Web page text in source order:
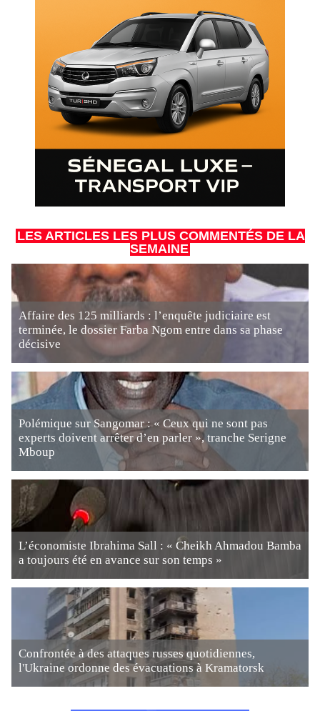
LES ARTICLES LES PLUS COMMENTÉS DE LA
SEMAINE
Affaire des 125 milliards : l’enquête judiciaire est
terminée, le dossier Farba Ngom entre dans sa phase
décisive
Polémique sur Sangomar : « Ceux qui ne sont pas
experts doivent arrêter d’en parler », tranche Serigne
Mboup
L’économiste Ibrahima Sall : « Cheikh Ahmadou Bamba
a toujours été en avance sur son temps »
Confrontée à des attaques russes quotidiennes,
l'Ukraine ordonne des évacuations à Kramatorsk